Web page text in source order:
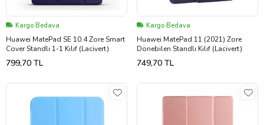
Kargo Bedava
Huawei MatePad SE 10.4 Zore Smart
Cover Standlı 1-1 Kılıf (Lacivert)
799,70 TL
Kargo Bedava
Huawei MatePad 11 (2021) Zore
Dönebilen Standlı Kılıf (Lacivert)
749,70 TL